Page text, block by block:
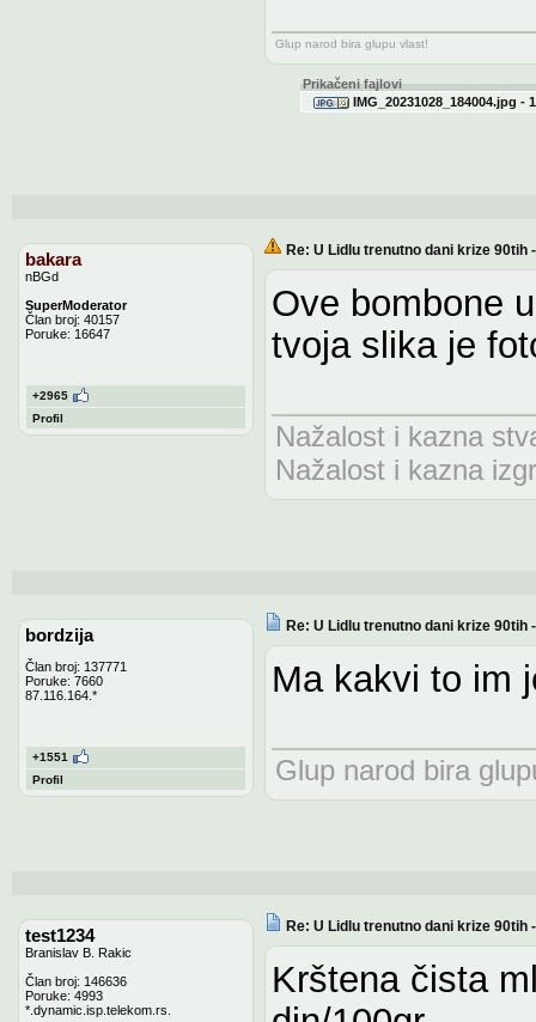
Glup narod bira glupu vlast!
Prikačeni fajlovi
IMG_20231028_184004.jpg -
bakara
nBGd
SuperModerator
Član broj: 40157
Poruke: 16647
+2965
Profil
Re: U Lidlu trenutno dani krize 90tih
Ove bombone
tvoja slika je
Nažalost i kazna
Nažalost i kazna
bordzija
Član broj: 137771
Poruke: 7660
87.116.164.*
+1551
Profil
Re: U Lidlu trenutno dani krize 90tih
Ma kakvi to im
Glup narod bira
test1234
Branislav B. Rakic
Član broj: 146636
Poruke: 4993
*.dynamic.isp.telekom.rs.
Re: U Lidlu trenutno dani krize 90tih
Krštena čista